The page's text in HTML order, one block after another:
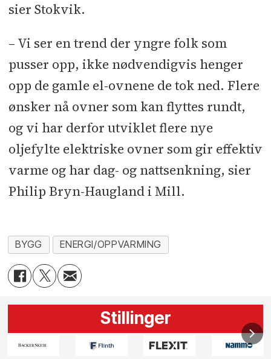
sier Stokvik.
– Vi ser en trend der yngre folk som
pusser opp, ikke nødvendigvis henger
opp de gamle el-ovnene de tok ned. Flere
ønsker nå ovner som kan flyttes rundt,
og vi har derfor utviklet flere nye
oljefylte elektriske ovner som gir effektiv
varme og har dag- og nattsenkning, sier
Philip Bryn-Haugland i Mill.
BYGG ENERGI/OPPVARMING
Stillinger